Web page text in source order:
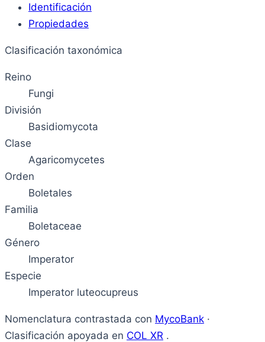
Identificación
Propiedades
Clasificación taxonómica
Reino
Fungi
División
Basidiomycota
Clase
Agaricomycetes
Orden
Boletales
Familia
Boletaceae
Género
Imperator
Especie
Imperator luteocupreus
Nomenclatura contrastada con MycoBank ·
Clasificación apoyada en COL XR .